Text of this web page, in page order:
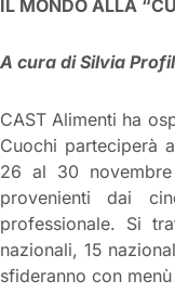
IL MONDO ALLA
A cura di Silvia
CAST Alimenti ha
Cuochi parteciperà
26 al 30
provenienti dai
professionale. Si
nazionali, 15
sfideranno con